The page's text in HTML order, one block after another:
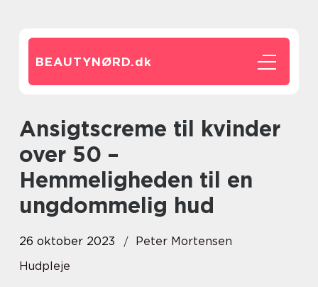
BEAUTYNØRD.dk
Ansigtscreme til kvinder
over 50 –
Hemmeligheden til en
ungdommelig hud
26 oktober 2023
Peter Mortensen
Hudpleje